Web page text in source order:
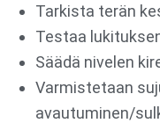
Tarkista terän
Testaa
Säädä nivelen
Varmistetaan
avautuminen/